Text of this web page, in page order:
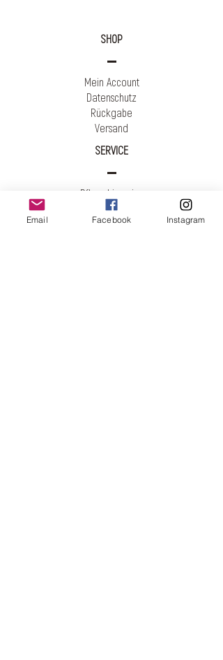
SHOP
Mein Account
Datenschutz
Rückgabe
Versand
SERVICE
Pflegehinweise
About
Philosophie
Email Facebook Instagram